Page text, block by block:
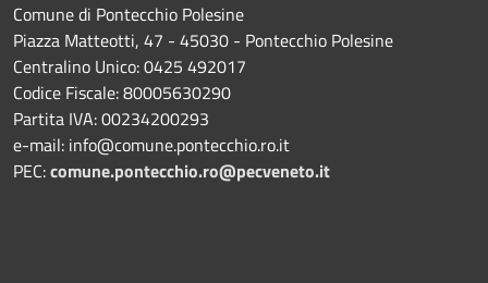
Comune di Pontecchio Polesine
Piazza Matteotti, 47 - 45030 - Pontecchio Polesine
Centralino Unico: 0425 492017
Codice Fiscale: 80005630290
Partita IVA: 00234200293
e-mail: info@comune.pontecchio.ro.it
PEC:comune.pontecchio.ro@pecveneto.it